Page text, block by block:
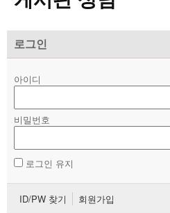
로그인
아이디
비밀번호
로그인 유지
ID/PW 찾기 회원가입
노동상담
- 게시판 상담
- 바로보기
- 찾아보기
- 전국 노동상담소 안내
자료